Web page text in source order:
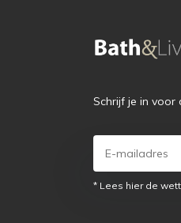
Schrijf je in voor
* Lees hier de